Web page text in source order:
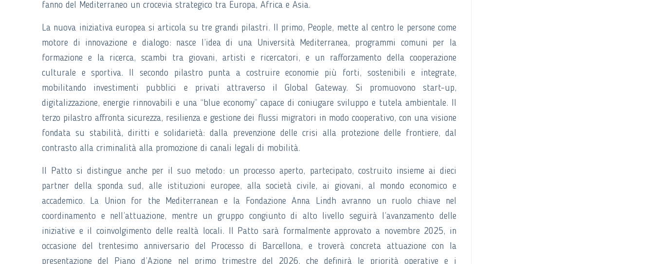
fanno del Mediterraneo un crocevia strategico tra Europa, Africa e Asia.
La nuova iniziativa europea si articola su tre grandi pilastri. Il primo, People, mette al centro le persone come
motore di innovazione e dialogo: nasce l’idea di una Università Mediterranea, programmi comuni per la
formazione e la ricerca, scambi tra giovani, artisti e ricercatori, e un rafforzamento della cooperazione
culturale e sportiva. Il secondo pilastro punta a costruire economie più forti, sostenibili e integrate,
mobilitando investimenti pubblici e privati attraverso il Global Gateway. Si promuovono start-up,
digitalizzazione, energie rinnovabili e una “blue economy” capace di coniugare sviluppo e tutela ambientale. Il
terzo pilastro affronta sicurezza, resilienza e gestione dei flussi migratori in modo cooperativo, con una visione
fondata su stabilità, diritti e solidarietà: dalla prevenzione delle crisi alla protezione delle frontiere, dal
contrasto alla criminalità alla promozione di canali legali di mobilità.
Il Patto si distingue anche per il suo metodo: un processo aperto, partecipato, costruito insieme ai dieci
partner della sponda sud, alle istituzioni europee, alla società civile, ai giovani, al mondo economico e
accademico. La Union for the Mediterranean e la Fondazione Anna Lindh avranno un ruolo chiave nel
coordinamento e nell’attuazione, mentre un gruppo congiunto di alto livello seguirà l’avanzamento delle
iniziative e il coinvolgimento delle realtà locali. Il Patto sarà formalmente approvato a novembre 2025, in
occasione del trentesimo anniversario del Processo di Barcellona, e troverà concreta attuazione con la
presentazione del Piano d’Azione nel primo trimestre del 2026, che definirà le priorità operative e i